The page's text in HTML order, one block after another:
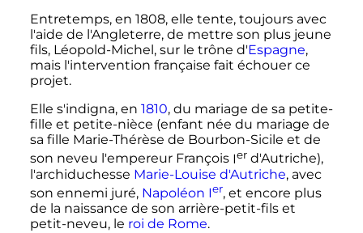
Entretemps, en 1808, elle tente, toujours avec
l'aide de l'Angleterre, de mettre son plus jeune
fils, Léopold-Michel, sur le trône d'Espagne,
mais l'intervention française fait échouer ce
projet.
Elle s'indigna, en 1810, du mariage de sa petite-
fille et petite-nièce (enfant née du mariage de
sa fille Marie-Thérèse de Bourbon-Sicile et de
son neveu l'empereur François Ierd'Autriche),
l'archiduchesse Marie-Louise d'Autriche, avec
son ennemi juré, Napoléon Ier, et encore plus
de la naissance de son arrière-petit-fils et
petit-neveu, le roi de Rome.